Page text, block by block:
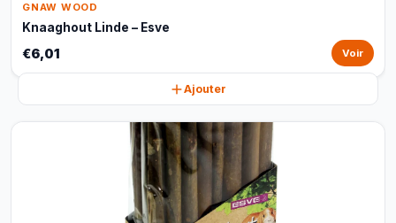
GNAW WOOD
Knaaghout Linde – Esve
€6,01 Voir
Ajouter